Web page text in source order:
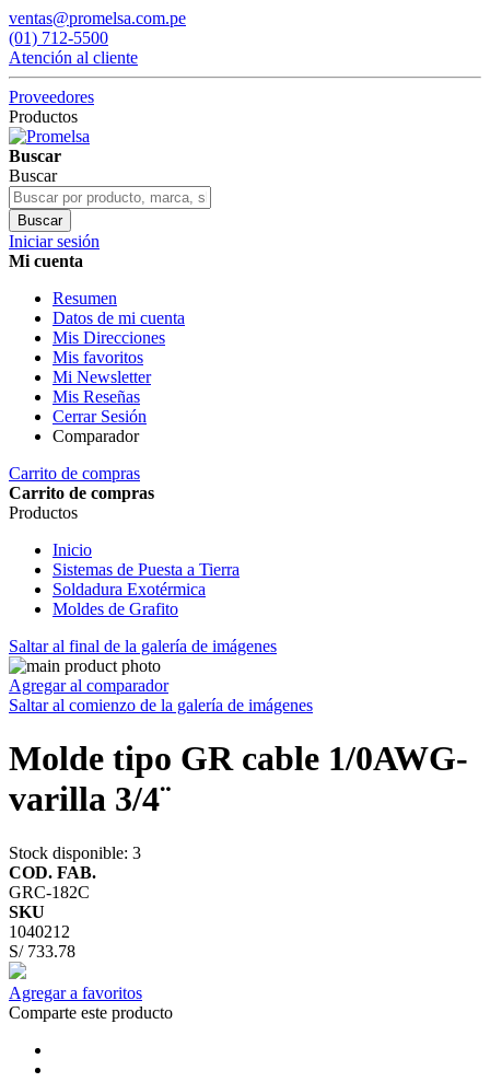
ventas@promelsa.com.pe
(01) 712-5500
Atención al cliente
Proveedores
Productos
Buscar
Buscar
Buscar
Iniciar sesión
Mi cuenta
Resumen
Datos de mi cuenta
Mis Direcciones
Mis favoritos
Mi Newsletter
Mis Reseñas
Cerrar Sesión
Comparador
Carrito de compras
Carrito de compras
Productos
Inicio
Sistemas de Puesta a Tierra
Soldadura Exotérmica
Moldes de Grafito
Saltar al final de la galería de imágenes
Agregar al comparador
Saltar al comienzo de la galería de imágenes
Molde tipo GR cable 1/0AWG-
varilla 3/4¨
Stock disponible: 3
COD. FAB.
GRC-182C
SKU
1040212
S/ 733.78
Agregar a favoritos
Comparte este producto